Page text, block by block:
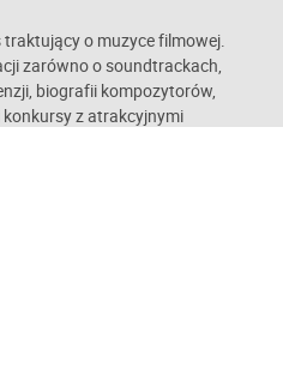
o muzyce filmowej.
zarówno o soundtrackach,
biografii kompozytorów,
konkursy z atrakcyjnymi